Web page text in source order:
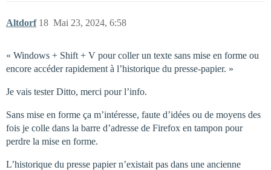
Altdorf Mai 23, 2024, 6:58
18
« Windows + Shift + V pour coller un texte sans mise en forme ou
encore accéder rapidement à l’historique du presse-papier. »
Je vais tester Ditto, merci pour l’info.
Sans mise en forme ça m’intéresse, faute d’idées ou de moyens des
fois je colle dans la barre d’adresse de Firefox en tampon pour
perdre la mise en forme.
L’historique du presse papier n’existait pas dans une ancienne